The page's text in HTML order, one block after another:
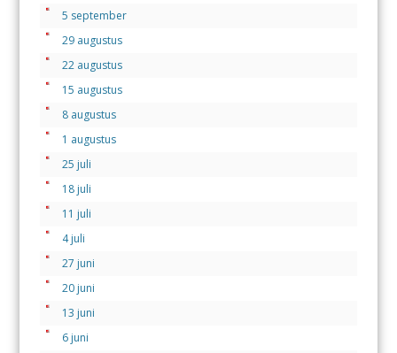
5 september
29 augustus
22 augustus
15 augustus
8 augustus
1 augustus
25 juli
18 juli
11 juli
4 juli
27 juni
20 juni
13 juni
6 juni